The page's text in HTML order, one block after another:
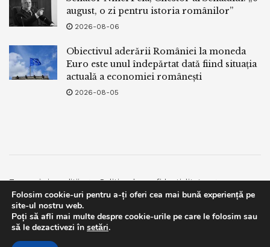
august, o zi pentru istoria românilor”
2026-08-06
Obiectivul aderării României la moneda
Euro este unul îndepărtat dată fiind situația
actuală a economiei românești
2026-08-05
Termeni si conditii
Politica de confidentialitate
Facebook
Contact
© 2019bpnews- Business & Politics Newsbpnews.
Folosim cookie-uri pentru a-ți oferi cea mai bună experiență pe
site-ul nostru web.
Poți să afli mai multe despre cookie-urile pe care le folosim sau
să le dezactivezi în setări.
This website uses GDPR cookies. By continuing to use this
website you are giving consent to cookies being used. Visit our